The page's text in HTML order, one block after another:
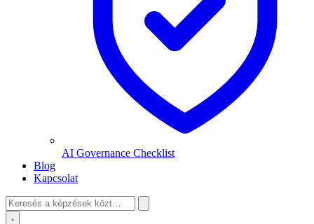
AI Governance Checklist
Blog
Kapcsolat